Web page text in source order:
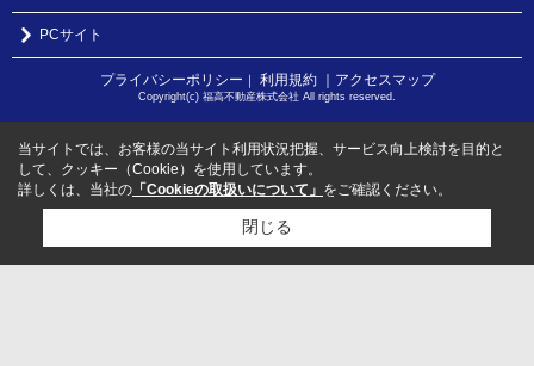
PCサイト
プライバシーポリシー ｜ 利用規約 ｜アクセスマップ
Copyright(c) 福高不動産株式会社 All rights reserved.
当サイトでは、お客様の当サイト利用状況把握、サービス向上検討を目的と
して、クッキー（Cookie）を使用しています。
詳しくは、当社の 「Cookieの取扱いについて」 をご確認ください。
閉じる